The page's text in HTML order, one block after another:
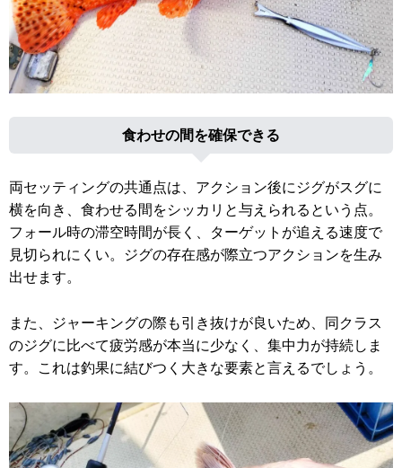
食わせの間を確保できる
両セッティングの共通点は、アクション後にジグがスグに
横を向き、食わせる間をシッカリと与えられるという点。
フォール時の滞空時間が長く、ターゲットが追える速度で
見切られにくい。ジグの存在感が際立つアクションを生み
出せます。
また、ジャーキングの際も引き抜けが良いため、同クラス
のジグに比べて疲労感が本当に少なく、集中力が持続しま
す。これは釣果に結びつく大きな要素と言えるでしょう。